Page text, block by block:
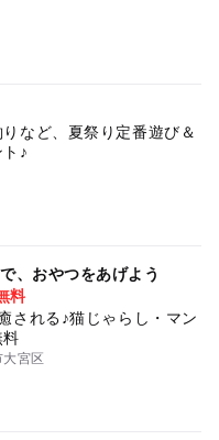
など、夏祭り定番遊び＆
♪
、おやつをあげよう
料
される♪猫じゃらし・マン
料
宮区